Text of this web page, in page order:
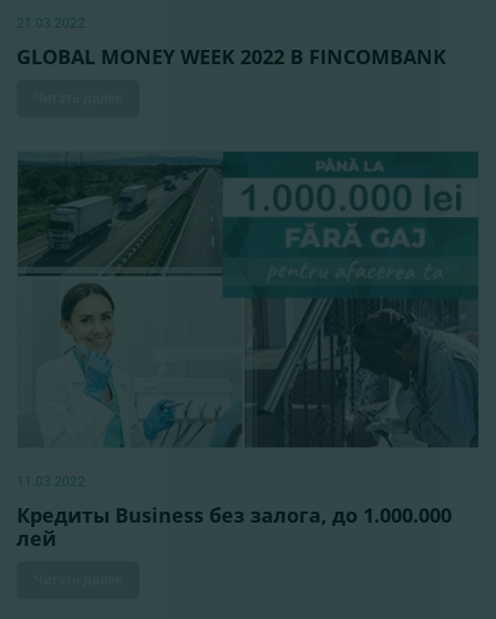
21.03.2022
GLOBAL MONEY WEEK 2022 В FINCOMBANK
11.03.2022
Кредиты Business без залога, до 1.000.000
лей